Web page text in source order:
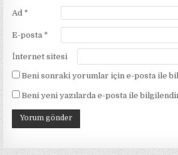
Ad *
E-posta *
İnternet sitesi
Beni sonraki yorumlar için e-posta ile
Beni yeni yazılarda e-posta ile